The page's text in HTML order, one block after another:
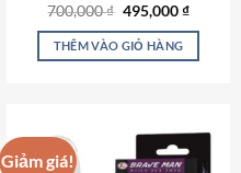
Được xếp
hạng4.83
5 sao
700,000₫ Giá
là:
700,000 ₫.
495,000₫Giá
tại
THÊM VÀO GIỎ HÀNG
Giảm giá!